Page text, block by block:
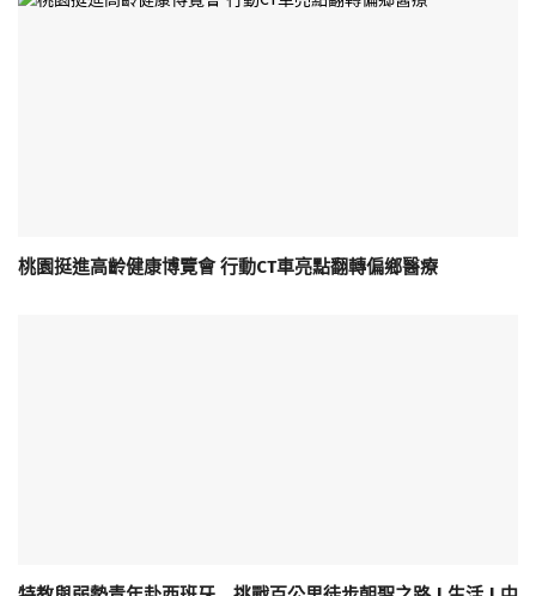
桃園挺進高齡健康博覽會 行動CT車亮點翻轉偏鄉醫療